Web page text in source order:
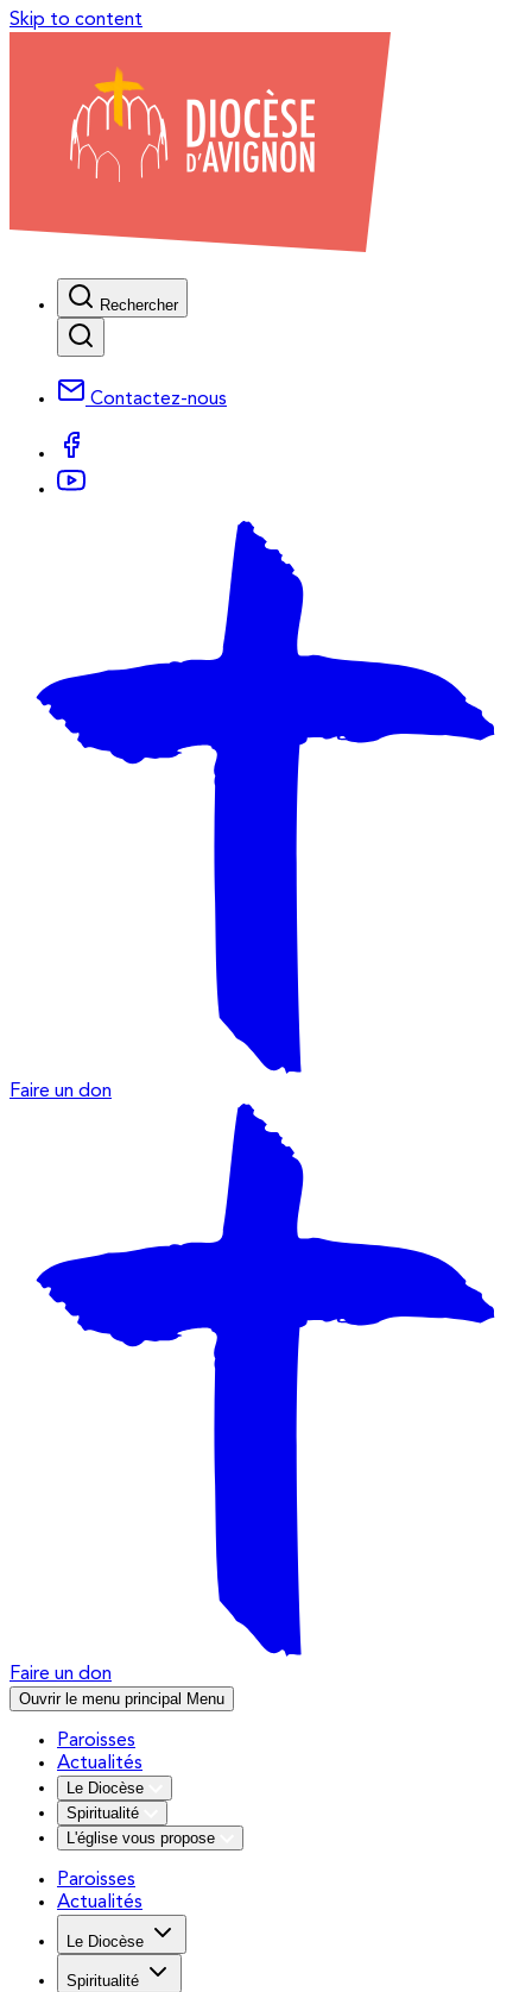
Skip to content
Rechercher
Contactez-nous
Faire un don
Faire un don
Ouvrir le menu principal Menu
Paroisses
Actualités
Le Diocèse
Spiritualité
L'église vous propose
Paroisses
Actualités
Le Diocèse
Spiritualité